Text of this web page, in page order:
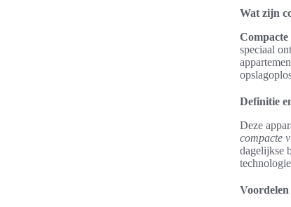
Wat zijn
Compacte
speciaal
Definitie
Deze
compacte
dagelijkse
Voordelen